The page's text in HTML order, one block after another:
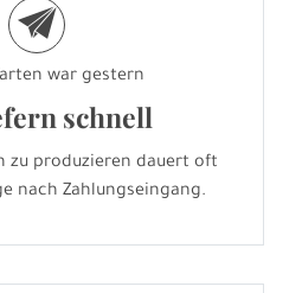
e
war gestern
schnell
zu produzieren dauert oft
nach Zahlungseingang.